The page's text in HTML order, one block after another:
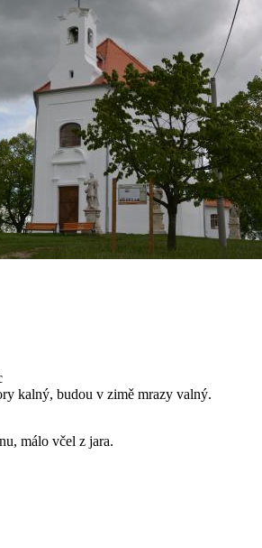
kalný, budou v zimě mrazy valný.
málo včel z jara.